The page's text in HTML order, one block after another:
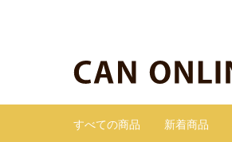
すべての商品 新着商品